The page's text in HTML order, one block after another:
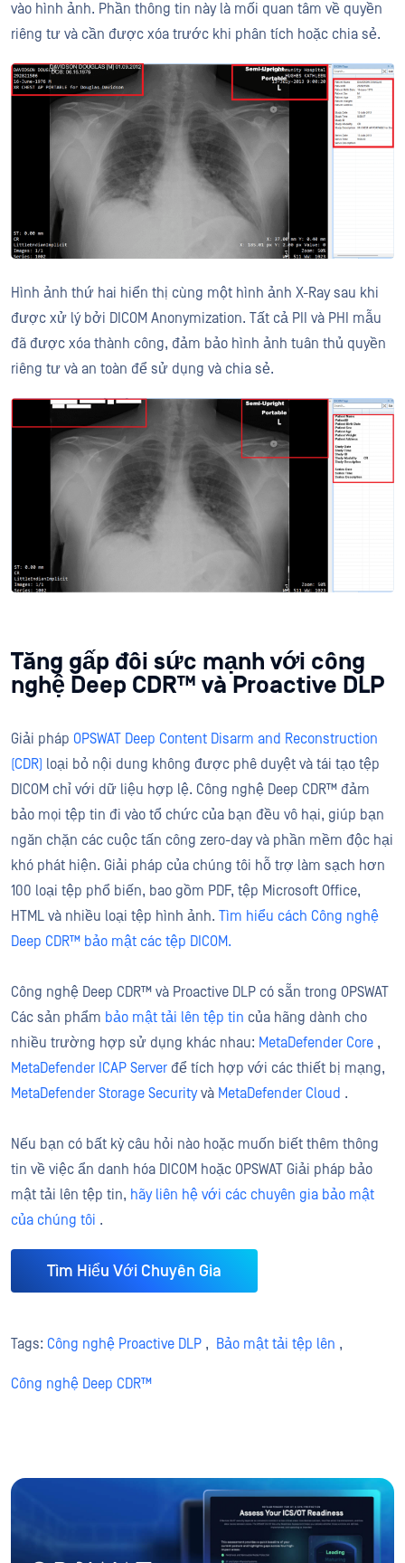
vào hình ảnh. Phần thông tin này là mối quan tâm về quyền
riêng tư và cần được xóa trước khi phân tích hoặc chia sẻ.
Hình ảnh thứ hai hiển thị cùng một hình ảnh X-Ray sau khi
được xử lý bởi DICOM Anonymization. Tất cả PII và PHI mẫu
đã được xóa thành công, đảm bảo hình ảnh tuân thủ quyền
riêng tư và an toàn để sử dụng và chia sẻ.
Tăng gấp đôi sức mạnh với công
nghệ Deep CDR™ và Proactive DLP
Giải pháp OPSWAT Deep Content Disarm and Reconstruction
(CDR) loại bỏ nội dung không được phê duyệt và tái tạo tệp
DICOM chỉ với dữ liệu hợp lệ. Công nghệ Deep CDR™ đảm
bảo mọi tệp tin đi vào tổ chức của bạn đều vô hại, giúp bạn
ngăn chặn các cuộc tấn công zero-day và phần mềm độc hại
khó phát hiện. Giải pháp của chúng tôi hỗ trợ làm sạch hơn
100 loại tệp phổ biến, bao gồm PDF, tệp Microsoft Office,
HTML và nhiều loại tệp hình ảnh. Tìm hiểu cách Công nghệ
Deep CDR™ bảo mật các tệp DICOM.
Công nghệ Deep CDR™ và Proactive DLP có sẵn trong OPSWAT
Các sản phẩm bảo mật tải lên tệp tin của hãng dành cho
nhiều trường hợp sử dụng khác nhau: MetaDefender Core ,
MetaDefender ICAP Server để tích hợp với các thiết bị mạng,
MetaDefender Storage Securityvà MetaDefender Cloud .
Nếu bạn có bất kỳ câu hỏi nào hoặc muốn biết thêm thông
tin về việc ẩn danh hóa DICOM hoặc OPSWAT Giải pháp bảo
mật tải lên tệp tin, hãy liên hệ với các chuyên gia bảo mật
của chúng tôi .
Tìm Hiểu Với Chuyên Gia
Tags: Công nghệ Proactive DLP , Bảo mật tải tệp lên ,
Công nghệ Deep CDR™